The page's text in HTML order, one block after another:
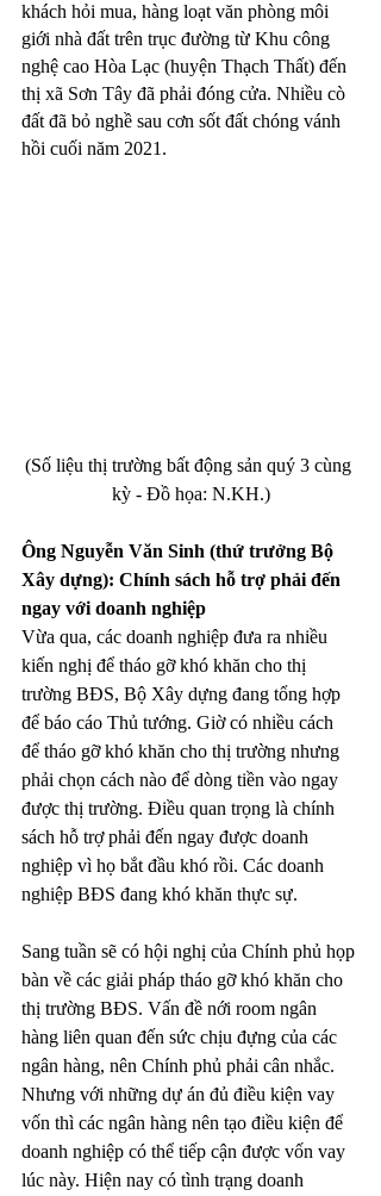
khách hỏi mua, hàng loạt văn phòng môi
giới nhà đất trên trục đường từ Khu công
nghệ cao Hòa Lạc (huyện Thạch Thất) đến
thị xã Sơn Tây đã phải đóng cửa. Nhiều cò
đất đã bỏ nghề sau cơn sốt đất chóng vánh
hồi cuối năm 2021.
(Số liệu thị trường bất động sản quý 3 cùng
kỳ - Đồ họa: N.KH.)
Ông Nguyễn Văn Sinh (thứ trưởng Bộ
Xây dựng): Chính sách hỗ trợ phải đến
ngay với doanh nghiệp
Vừa qua, các doanh nghiệp đưa ra nhiều
kiến nghị để tháo gỡ khó khăn cho thị
trường BĐS, Bộ Xây dựng đang tổng hợp
để báo cáo Thủ tướng. Giờ có nhiều cách
để tháo gỡ khó khăn cho thị trường nhưng
phải chọn cách nào để dòng tiền vào ngay
được thị trường. Điều quan trọng là chính
sách hỗ trợ phải đến ngay được doanh
nghiệp vì họ bắt đầu khó rồi. Các doanh
nghiệp BĐS đang khó khăn thực sự.
Sang tuần sẽ có hội nghị của Chính phủ họp
bàn về các giải pháp tháo gỡ khó khăn cho
thị trường BĐS. Vấn đề nới room ngân
hàng liên quan đến sức chịu đựng của các
ngân hàng, nên Chính phủ phải cân nhắc.
Nhưng với những dự án đủ điều kiện vay
vốn thì các ngân hàng nên tạo điều kiện để
doanh nghiệp có thể tiếp cận được vốn vay
lúc này. Hiện nay có tình trạng doanh